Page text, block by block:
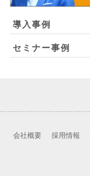
導入事例
セミナー事例
会社概要 採用情報